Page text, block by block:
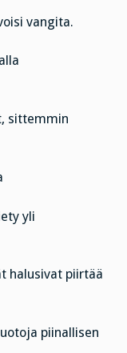
vangita.
sittemmin
yli
halusivat piirtää
piinallisen